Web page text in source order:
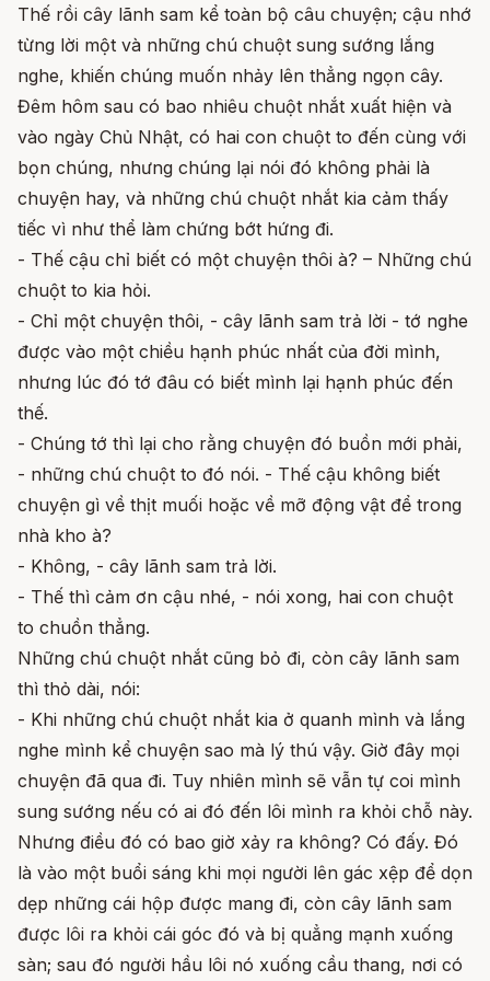
Thế rồi cây lãnh sam kể toàn bộ câu chuyện; cậu nhớ
từng lời một và những chú chuột sung sướng lắng
nghe, khiến chúng muốn nhảy lên thẳng ngọn cây.
Đêm hôm sau có bao nhiêu chuột nhắt xuất hiện và
vào ngày Chủ Nhật, có hai con chuột to đến cùng với
bọn chúng, nhưng chúng lại nói đó không phải là
chuyện hay, và những chú chuột nhắt kia cảm thấy
tiếc vì như thể làm chứng bớt hứng đi.
- Thế cậu chỉ biết có một chuyện thôi à? – Những chú
chuột to kia hỏi.
- Chỉ một chuyện thôi, - cây lãnh sam trả lời - tớ nghe
được vào một chiều hạnh phúc nhất của đời mình,
nhưng lúc đó tớ đâu có biết mình lại hạnh phúc đến
thế.
- Chúng tớ thì lại cho rằng chuyện đó buồn mới phải,
- những chú chuột to đó nói. - Thế cậu không biết
chuyện gì về thịt muối hoặc về mỡ động vật để trong
nhà kho à?
- Không, - cây lãnh sam trả lời.
- Thế thì cảm ơn cậu nhé, - nói xong, hai con chuột
to chuồn thẳng.
Những chú chuột nhắt cũng bỏ đi, còn cây lãnh sam
thì thỏ dài, nói:
- Khi những chú chuột nhắt kia ở quanh mình và lắng
nghe mình kể chuyện sao mà lý thú vậy. Giờ đây mọi
chuyện đã qua đi. Tuy nhiên mình sẽ vẫn tự coi mình
sung sướng nếu có ai đó đến lôi mình ra khỏi chỗ này.
Nhưng điều đó có bao giờ xảy ra không? Có đấy. Đó
là vào một buổi sáng khi mọi người lên gác xệp để dọn
dẹp những cái hộp được mang đi, còn cây lãnh sam
được lôi ra khỏi cái góc đó và bị quẳng mạnh xuống
sàn; sau đó người hầu lôi nó xuống cầu thang, nơi có